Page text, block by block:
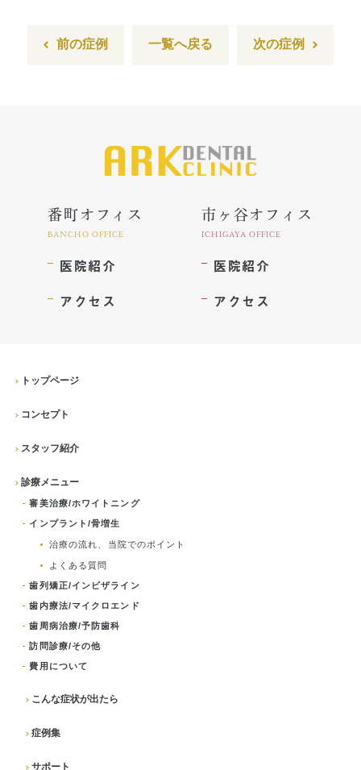
前の症例 一覧へ戻る 次の症例
番町オフィス
BANCHO OFFICE
医院紹介
アクセス
市ヶ谷オフィス
ICHIGAYA OFFICE
医院紹介
アクセス
トップページ
コンセプト
スタッフ紹介
診療メニュー
審美治療/ホワイトニング
インプラント/骨増生
治療の流れ、当院でのポイント
よくある質問
歯列矯正/インビザライン
歯内療法/マイクロエンド
歯周病治療/予防歯科
訪問診療/その他
費用について
こんな症状が出たら
症例集
サポート